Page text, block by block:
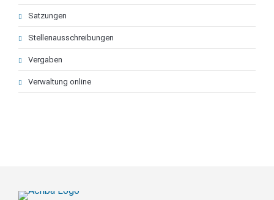
Satzungen
Stellenausschreibungen
Vergaben
Verwaltung online